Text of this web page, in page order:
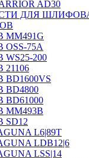
AD30
ДЛЯ
MM491G
OSS-75A
WS25-200
21106
BD1600VS
BD4800
BD61000
MM493B
SD12
L6|89T
LDB12|6
LSS|14